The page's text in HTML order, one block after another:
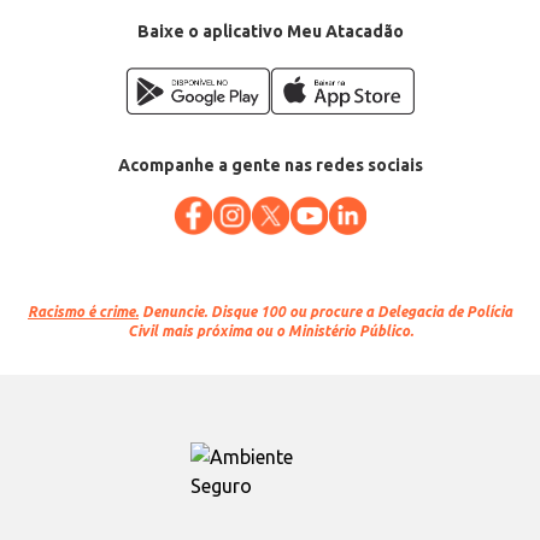
Baixe o aplicativo Meu Atacadão
Acompanhe a gente nas redes sociais
Racismo é crime. Denuncie. Disque 100 ou procure a Delegacia de Polícia
Civil mais próxima ou o Ministério Público.